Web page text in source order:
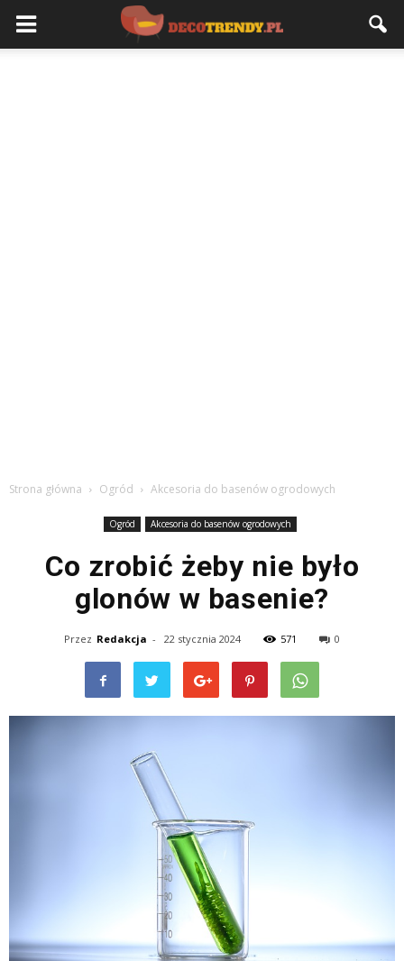
Strona główna Ogród Akcesoria do basenów ogrodowych
Ogród Akcesoria do basenów ogrodowych
Co zrobić żeby nie było
glonów w basenie?
Przez Redakcja - 22 stycznia 2024 571 0